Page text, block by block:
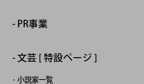
PR事業
文芸 [ 特設ページ ]
小説家一覧